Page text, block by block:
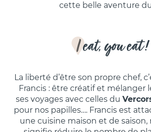
cette belle aventure
I eat, you eat !
La liberté d’être son propre chef,
Francis : être créatif et mélanger
ses voyages avec celles du
pour nos papilles…. Francis est
une cuisine maison et de saison,